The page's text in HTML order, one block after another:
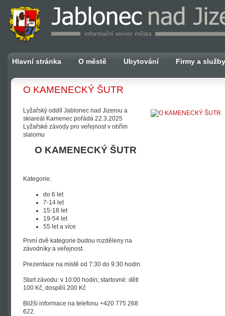
Hlavní stránka O městě Ubytování Firmy a služby
O KAMENECKÝ ŠUTR
Lyžařský oddíl Jablonec nad Jizerou a
skiareál Kamenec pořádá 22.3.2025
Lyžařské závody pro veřejnost v obřím
slalomu
O KAMENECKÝ ŠUTR
Kategorie:
do 6 let
7-14 let
15-18 let
19-54 let
55 let a více
První dvě kategorie budou rozděleny na
závodníky a veřejnost.
Prezentace na místě od 7:30 do 9:30 hodin.
Start závodu: v 10:00 hodin; startovné: děti
100 Kč, dospělí 200 Kč
Bližší informace na telefonu +420 775 268
622.